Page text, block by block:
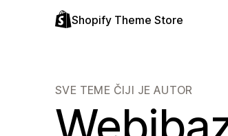
Shopify Theme Store
SVE TEME ČIJI JE AUTOR